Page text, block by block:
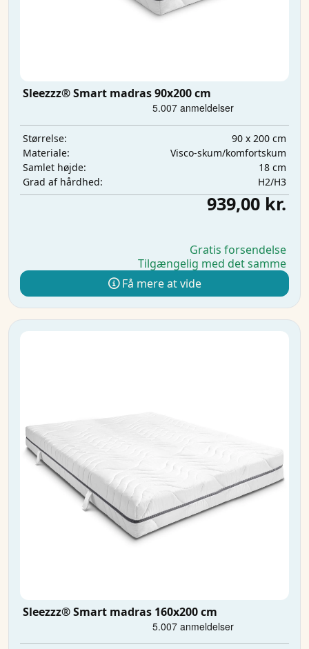
Sleezzz® Smart madras 90x200 cm
Størrelse:
90 x 200 cm
Materiale:
Visco-skum/komfortskum
Samlet højde:
18 cm
Grad af hårdhed:
H2/H3
939,00 kr.
Gratis forsendelse
Tilgængelig med det samme
Få mere at vide
Sleezzz® Smart madras 160x200 cm